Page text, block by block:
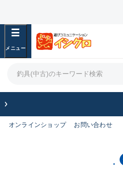
オンラインショップ お問い合わせ